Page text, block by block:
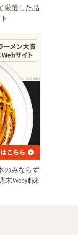
厳選した品
のみならず
末Web姉妹